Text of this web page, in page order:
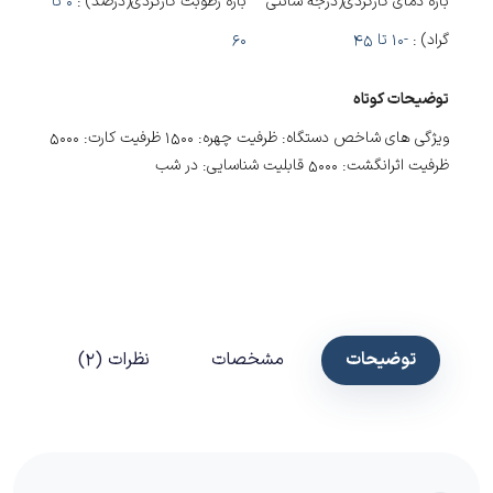
گراد) : -10 تا 45
60
توضیحات کوتاه
ویژگی های شاخص دستگاه: ظرفیت چهره: 1500 ظرفیت کارت: 5000
ظرفیت اثرانگشت: 5000 قابلیت شناسایی: در شب
توضیحات مشخصات نظرات (2)